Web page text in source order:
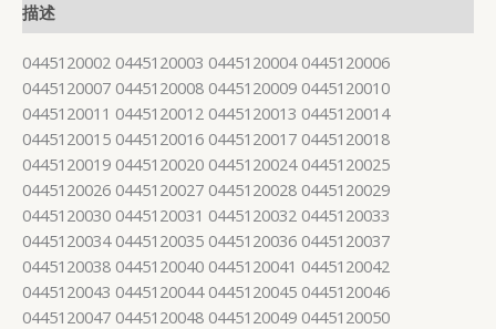
描述
0445120002 0445120003 0445120004 0445120006
0445120007 0445120008 0445120009 0445120010
0445120011 0445120012 0445120013 0445120014
0445120015 0445120016 0445120017 0445120018
0445120019 0445120020 0445120024 0445120025
0445120026 0445120027 0445120028 0445120029
0445120030 0445120031 0445120032 0445120033
0445120034 0445120035 0445120036 0445120037
0445120038 0445120040 0445120041 0445120042
0445120043 0445120044 0445120045 0445120046
0445120047 0445120048 0445120049 0445120050